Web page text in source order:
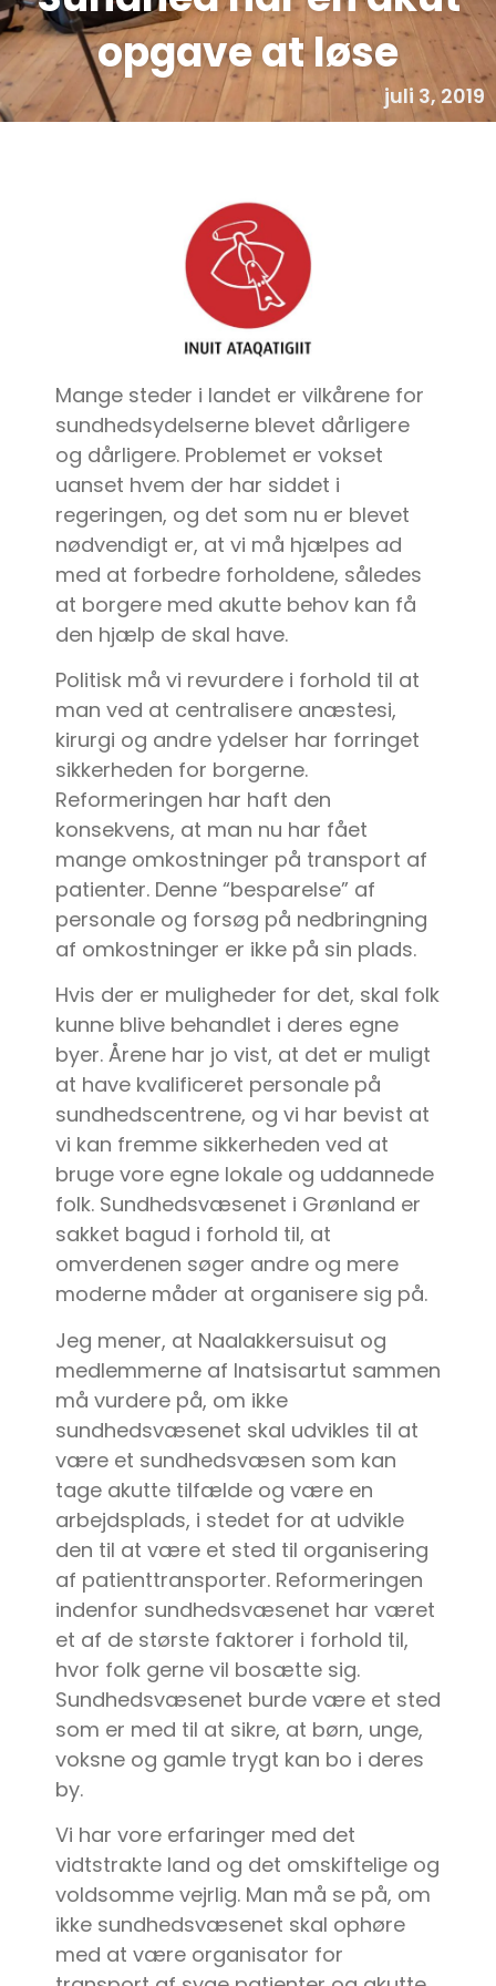
opgave at løse
juli 3, 2019
Mange steder i landet er vilkårene for
sundhedsydelserne blevet dårligere
og dårligere. Problemet er vokset
uanset hvem der har siddet i
regeringen, og det som nu er blevet
nødvendigt er, at vi må hjælpes ad
med at forbedre forholdene, således
at borgere med akutte behov kan få
den hjælp de skal have.
Politisk må vi revurdere i forhold til at
man ved at centralisere anæstesi,
kirurgi og andre ydelser har forringet
sikkerheden for borgerne.
Reformeringen har haft den
konsekvens, at man nu har fået
mange omkostninger på transport af
patienter. Denne “besparelse” af
personale og forsøg på nedbringning
af omkostninger er ikke på sin plads.
Hvis der er muligheder for det, skal folk
kunne blive behandlet i deres egne
byer. Årene har jo vist, at det er muligt
at have kvalificeret personale på
sundhedscentrene, og vi har bevist at
vi kan fremme sikkerheden ved at
bruge vore egne lokale og uddannede
folk. Sundhedsvæsenet i Grønland er
sakket bagud i forhold til, at
omverdenen søger andre og mere
moderne måder at organisere sig på.
Jeg mener, at Naalakkersuisut og
medlemmerne af Inatsisartut sammen
må vurdere på, om ikke
sundhedsvæsenet skal udvikles til at
være et sundhedsvæsen som kan
tage akutte tilfælde og være en
arbejdsplads, i stedet for at udvikle
den til at være et sted til organisering
af patienttransporter. Reformeringen
indenfor sundhedsvæsenet har været
et af de største faktorer i forhold til,
hvor folk gerne vil bosætte sig.
Sundhedsvæsenet burde være et sted
som er med til at sikre, at børn, unge,
voksne og gamle trygt kan bo i deres
by.
Vi har vore erfaringer med det
vidtstrakte land og det omskiftelige og
voldsomme vejrlig. Man må se på, om
ikke sundhedsvæsenet skal ophøre
med at være organisator for